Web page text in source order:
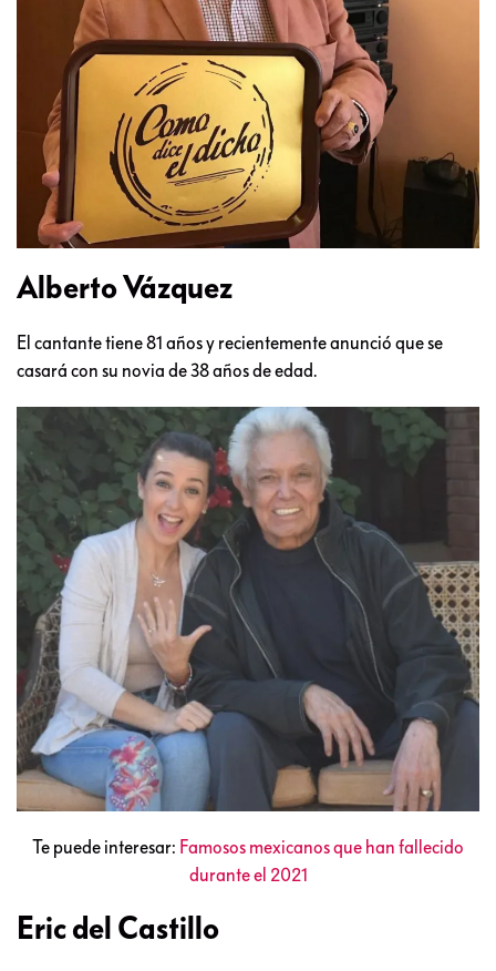
Alberto Vázquez
El cantante tiene 81 años y recientemente anunció que se
casará con su novia de 38 años de edad.
Te puede interesar: Famosos mexicanos que han fallecido
durante el 2021
Eric del Castillo